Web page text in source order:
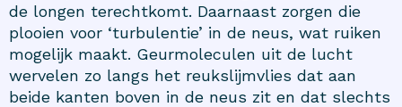
de longen terechtkomt. Daarnaast zorgen die
plooien voor ‘turbulentie’ in de neus, wat ruiken
mogelijk maakt. Geurmoleculen uit de lucht
wervelen zo langs het reukslijmvlies dat aan
beide kanten boven in de neus zit en dat slechts